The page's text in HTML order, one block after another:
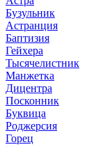
Бузульник
Астранция
Баптизия
Гейхера
Тысячелистник
Манжетка
Дицентра
Посконник
Буквица
Роджерсия
Горец